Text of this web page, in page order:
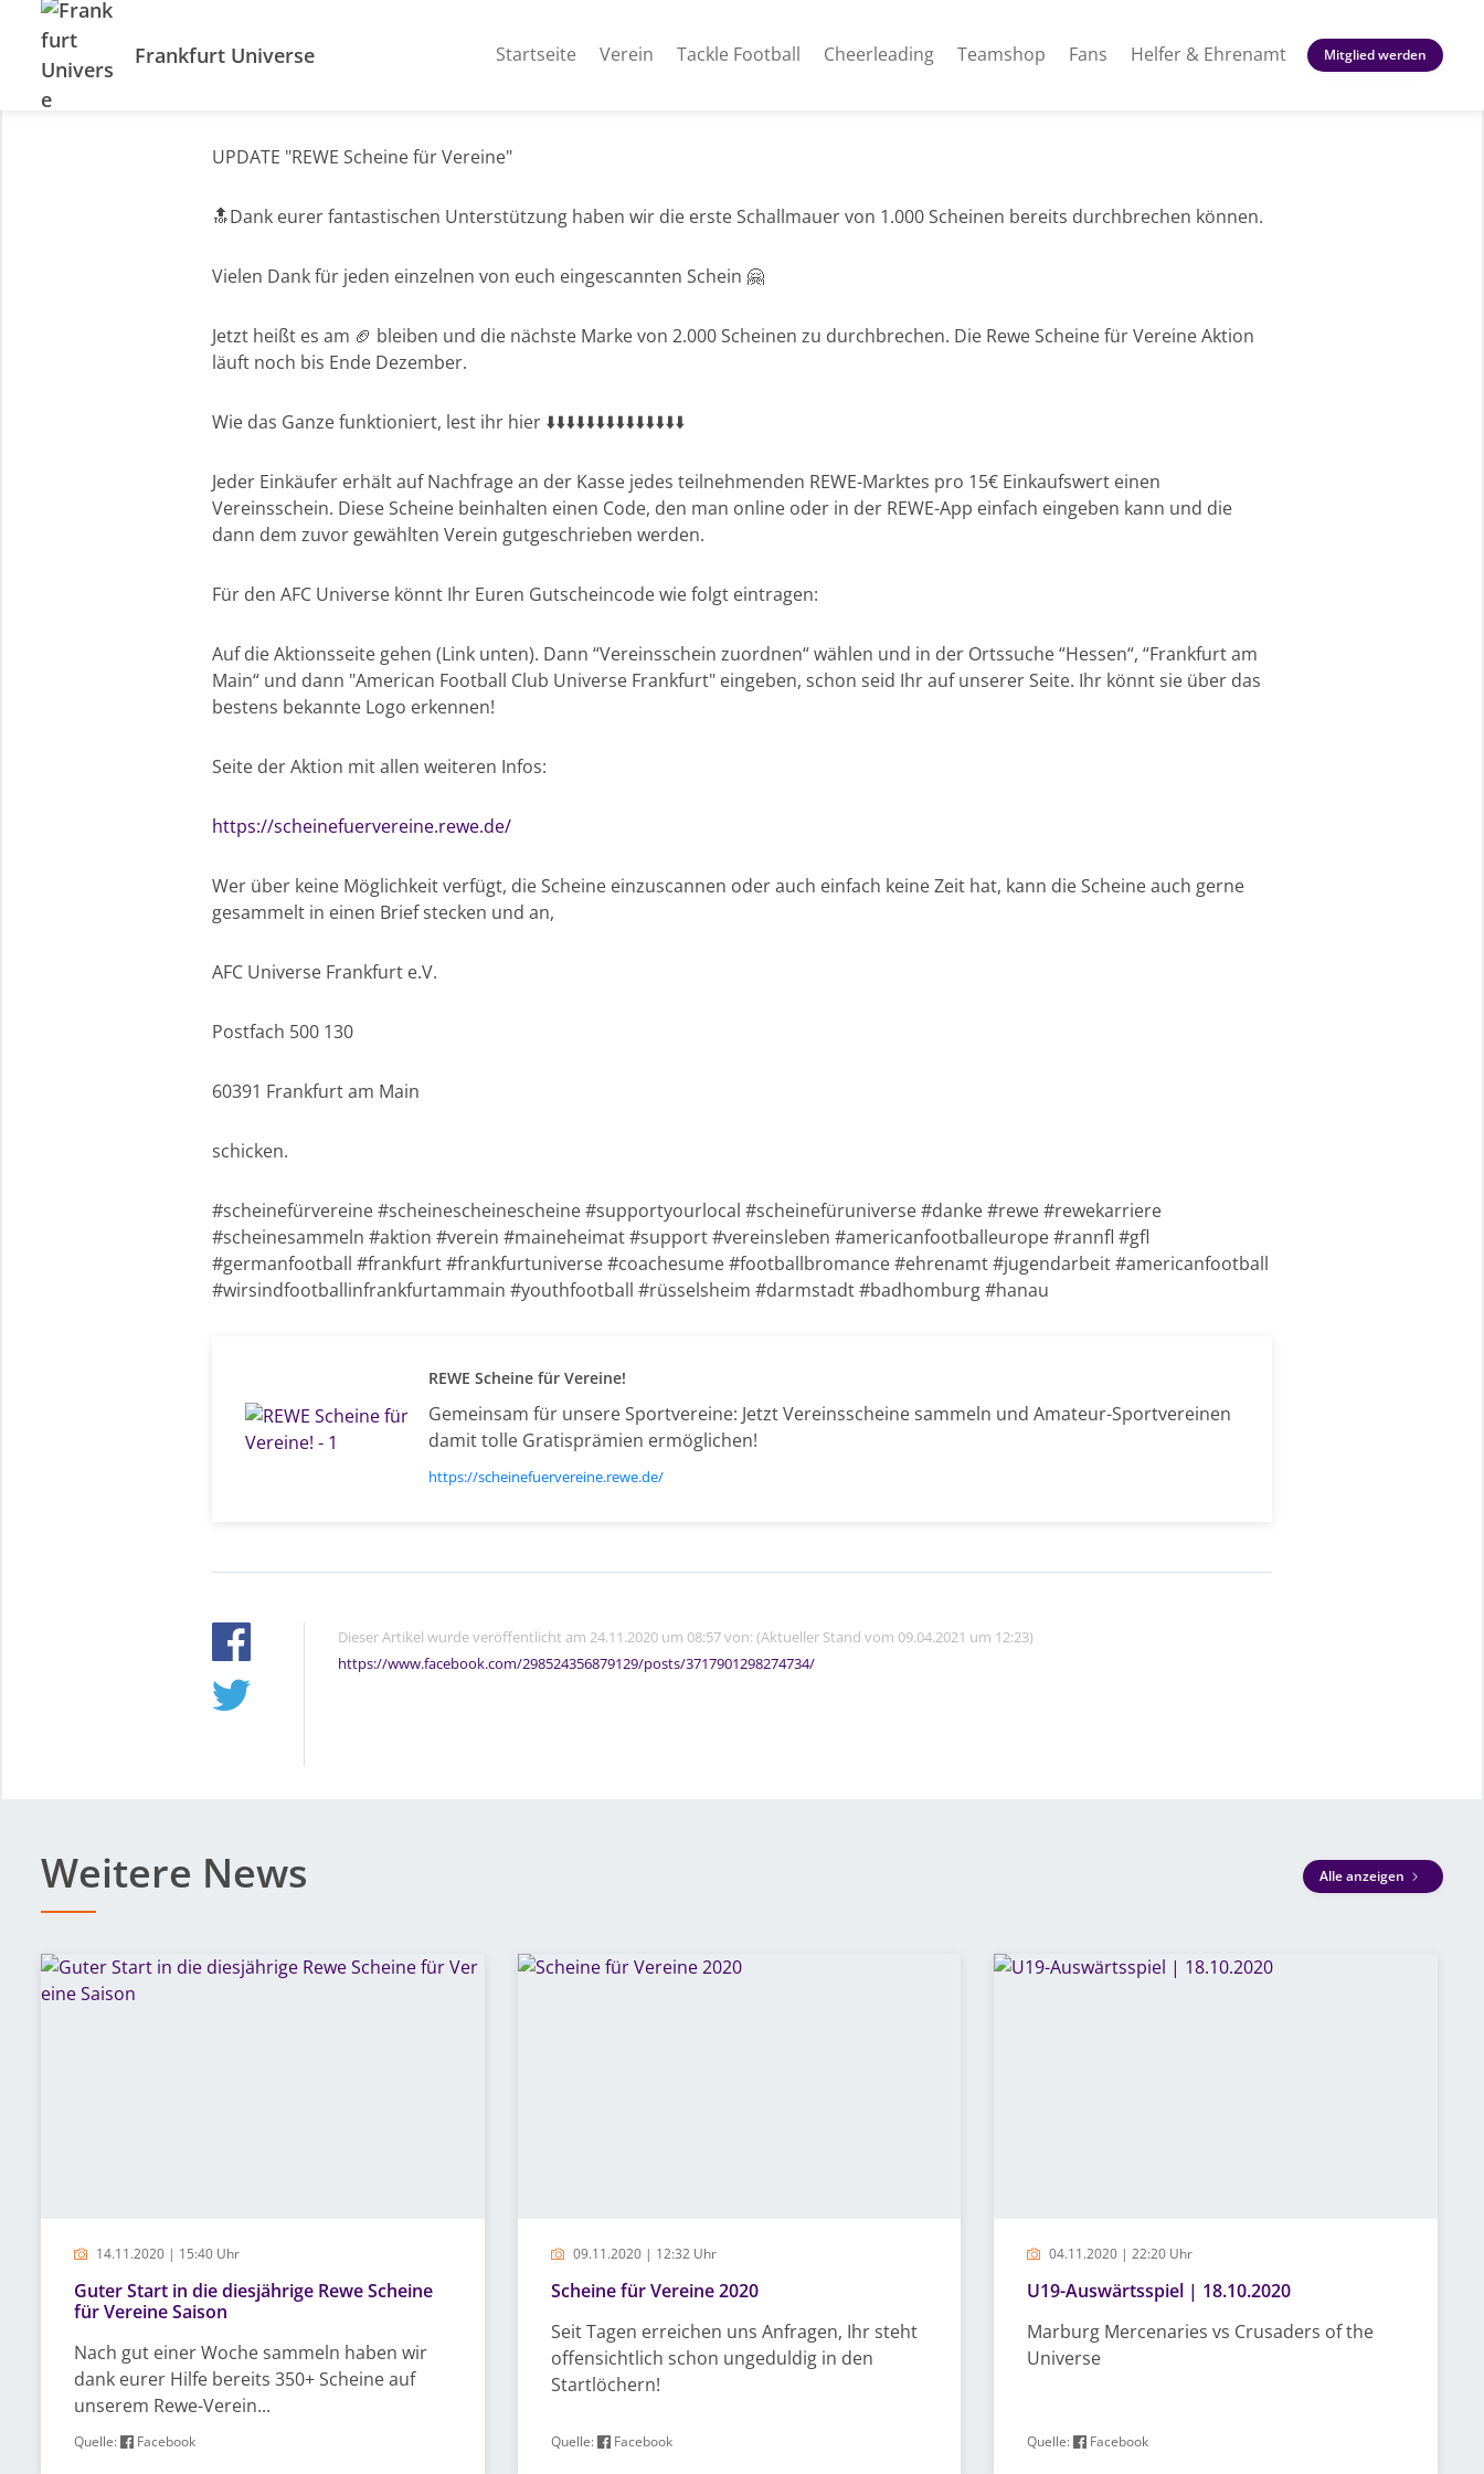
Frankfurt Universe Startseite Verein Tackle Football Cheerleading Teamshop Fans Helfer & Ehrenamt Mitglied werden
UPDATE "REWE Scheine für Vereine"
🔝Dank eurer fantastischen Unterstützung haben wir die erste Schallmauer von 1.000 Scheinen bereits durchbrechen können.
Vielen Dank für jeden einzelnen von euch eingescannten Schein 🤗
Jetzt heißt es am 🏈 bleiben und die nächste Marke von 2.000 Scheinen zu durchbrechen. Die Rewe Scheine für Vereine Aktion
läuft noch bis Ende Dezember.
Wie das Ganze funktioniert, lest ihr hier ⬇️⬇️⬇️⬇️⬇️⬇️⬇️⬇️⬇️⬇️⬇️⬇️⬇️⬇️
Jeder Einkäufer erhält auf Nachfrage an der Kasse jedes teilnehmenden REWE-Marktes pro 15€ Einkaufswert einen
Vereinsschein. Diese Scheine beinhalten einen Code, den man online oder in der REWE-App einfach eingeben kann und die
dann dem zuvor gewählten Verein gutgeschrieben werden.
Für den AFC Universe könnt Ihr Euren Gutscheincode wie folgt eintragen:
Auf die Aktionsseite gehen (Link unten). Dann “Vereinsschein zuordnen“ wählen und in der Ortssuche “Hessen“, “Frankfurt am
Main“ und dann "American Football Club Universe Frankfurt" eingeben, schon seid Ihr auf unserer Seite. Ihr könnt sie über das
bestens bekannte Logo erkennen!
Seite der Aktion mit allen weiteren Infos:
https://scheinefuervereine.rewe.de/
Wer über keine Möglichkeit verfügt, die Scheine einzuscannen oder auch einfach keine Zeit hat, kann die Scheine auch gerne
gesammelt in einen Brief stecken und an,
AFC Universe Frankfurt e.V.
Postfach 500 130
60391 Frankfurt am Main
schicken.
#scheinefürvereine #scheinescheinescheine #supportyourlocal #scheinefüruniverse #danke #rewe #rewekarriere
#scheinesammeln #aktion #verein #maineheimat #support #vereinsleben #americanfootballeurope #rannfl #gfl
#germanfootball #frankfurt #frankfurtuniverse #coachesume #footballbromance #ehrenamt #jugendarbeit #americanfootball
#wirsindfootballinfrankfurtammain #youthfootball #rüsselsheim #darmstadt #badhomburg #hanau
REWE Scheine für Vereine!
Gemeinsam für unsere Sportvereine: Jetzt Vereinsscheine sammeln und Amateur-Sportvereinen
damit tolle Gratisprämien ermöglichen!
https://scheinefuervereine.rewe.de/
Dieser Artikel wurde veröffentlicht am 24.11.2020 um 08:57 von: (Aktueller Stand vom 09.04.2021 um 12:23)
https://www.facebook.com/298524356879129/posts/3717901298274734/
Weitere News Alle anzeigen
14.11.2020 | 15:40 Uhr
Guter Start in die diesjährige Rewe Scheine
für Vereine Saison
Nach gut einer Woche sammeln haben wir
dank eurer Hilfe bereits 350+ Scheine auf
unserem Rewe-Verein...
Quelle: Facebook
09.11.2020 | 12:32 Uhr
Scheine für Vereine 2020
Seit Tagen erreichen uns Anfragen, Ihr steht
offensichtlich schon ungeduldig in den
Startlöchern!
Quelle: Facebook
04.11.2020 | 22:20 Uhr
U19-Auswärtsspiel | 18.10.2020
Marburg Mercenaries vs Crusaders of the
Universe
Quelle: Facebook